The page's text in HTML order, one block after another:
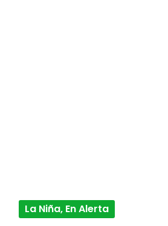
La Niña, En Alerta